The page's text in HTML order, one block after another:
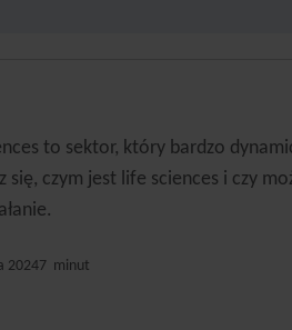
to sektor, który bardzo
się, czym jest life sciences i czy
20247 minut